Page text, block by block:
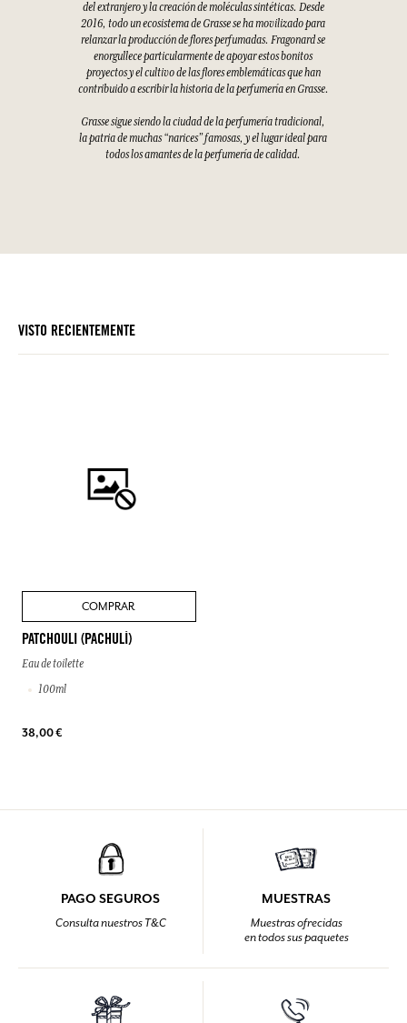
del extranjero y la creación de moléculas sintéticas. Desde
2016, todo un ecosistema de Grasse se ha movilizado para
relanzar la producción de flores perfumadas. Fragonard se
enorgullece particularmente de apoyar estos bonitos
proyectos y el cultivo de las flores emblemáticas que han
contribuido a escribir la historia de la perfumería en Grasse.
Grasse sigue siendo la ciudad de la perfumería tradicional,
la patria de muchas “narices” famosas, y el lugar ideal para
todos los amantes de la perfumería de calidad.
VISTO RECIENTEMENTE
COMPRAR
PATCHOULI (PACHULÍ)
Eau de toilette
100ml
38,00 €
PAGO SEGUROS
Consulta nuestros T&C
MUESTRAS
Muestras ofrecidas
en todos sus paquetes